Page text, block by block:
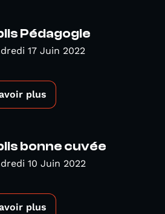
Pédagogie
17 Juin 2022
plus
bonne cuvée
10 Juin 2022
plus